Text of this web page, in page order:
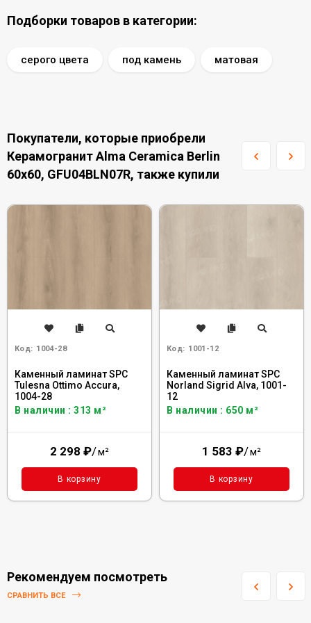
Подборки товаров в категории:
серого цвета под камень матовая
Покупатели, которые приобрели
Керамогранит Alma Ceramica Berlin
60x60, GFU04BLN07R, также купили
Код: 1004-28
Каменный ламинат SPC
Tulesna Ottimo Accura,
1004-28
В наличии : 313 м²
2 298 ₽/м²
В корзину
Код: 1001-12
Каменный ламинат SPC
Norland Sigrid Alva, 1001-
12
В наличии : 650 м²
1 583 ₽/м²
В корзину
Рекомендуем посмотреть
СРАВНИТЬ ВСЕ